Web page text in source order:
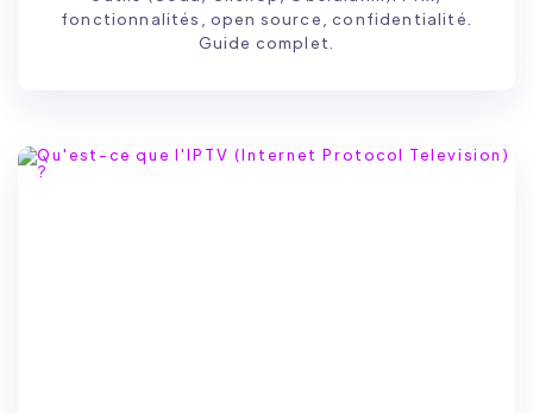
fonctionnalités, open source, confidentialité.
Guide complet.